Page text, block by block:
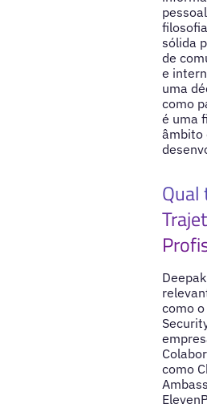
sólida
de
e
uma
como
é uma
âmbito
Qual
como
como